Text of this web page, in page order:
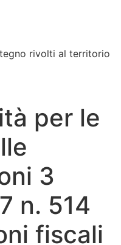
rivolti al territorio
per le
3
n. 514
fiscali